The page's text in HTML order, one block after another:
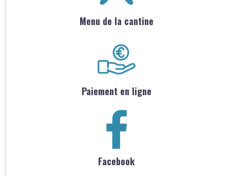
Menu de la cantine
Paiement en ligne
Facebook